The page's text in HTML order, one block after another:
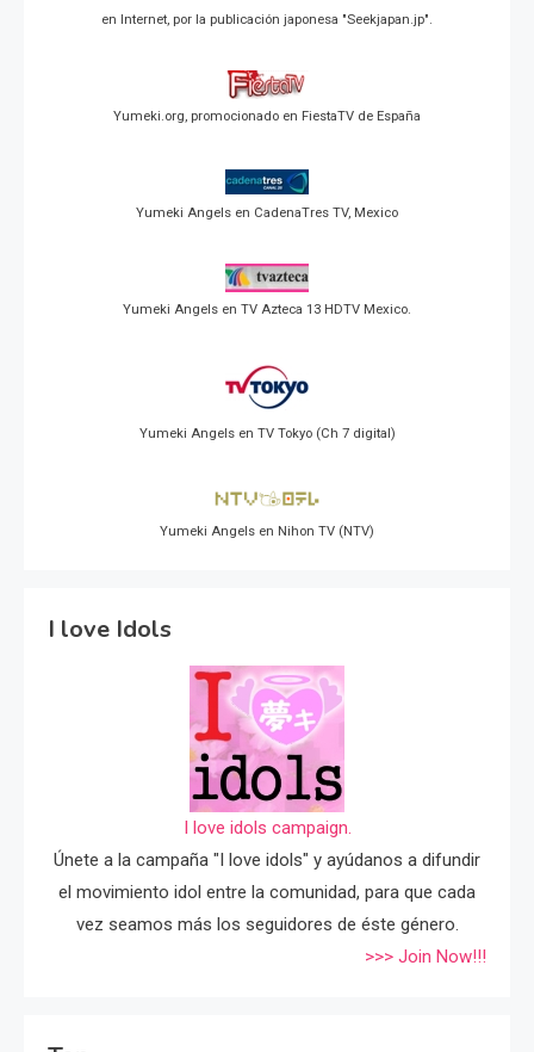
en Internet, por la publicación japonesa "Seekjapan.jp".
Yumeki.org, promocionado en FiestaTV de España
Yumeki Angels en CadenaTres TV, Mexico
Yumeki Angels en TV Azteca 13 HDTV Mexico.
Yumeki Angels en TV Tokyo (Ch 7 digital)
Yumeki Angels en Nihon TV (NTV)
I love Idols
I love idols campaign.
Únete a la campaña "I love idols" y ayúdanos a difundir
el movimiento idol entre la comunidad, para que cada
vez seamos más los seguidores de éste género.
>>> Join Now!!!